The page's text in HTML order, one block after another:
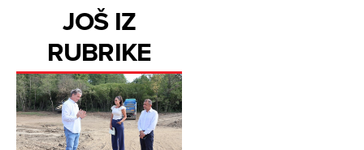
JOŠ IZ
RUBRIKE